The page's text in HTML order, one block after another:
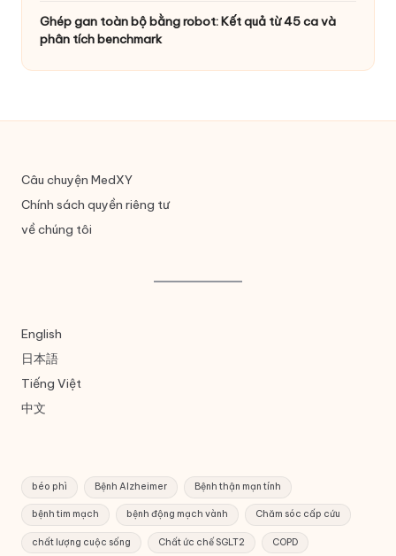
Ghép gan toàn bộ bằng robot: Kết quả từ 45 ca và
phân tích benchmark
Câu chuyện MedXY
Chính sách quyền riêng tư
về chúng tôi
English
日本語
Tiếng Việt
中文
béo phì Bệnh Alzheimer Bệnh thận mạn tính
bệnh tim mạch bệnh động mạch vành Chăm sóc cấp cứu
chất lượng cuộc sống Chất ức chế SGLT2 COPD